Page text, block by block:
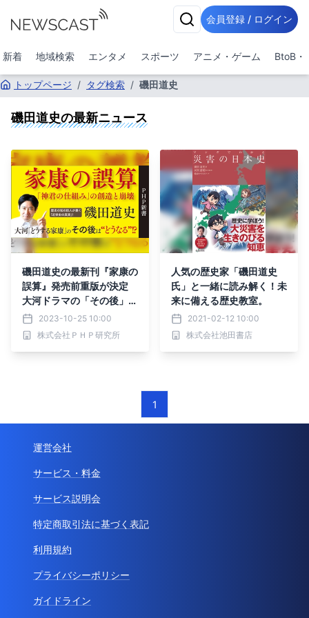
会員登録 / ログイン
新着 地域検索 エンタメ スポーツ アニメ・ゲーム BtoB・
トップページ / タグ検索 / 磯田道史
磯田道史の最新ニュース
磯田道史の最新刊『家康の
誤算』発売前重版が決定
大河ドラマの「その後」を
歴史の知の巨人が徹底検証
2023-10-25 10:00
株式会社ＰＨＰ研究所
人気の歴史家「磯田道史
氏」と一緒に読み解く！未
来に備える歴史教室。
2021-02-12 10:00
株式会社池田書店
1
運営会社
サービス・料金
サービス説明会
特定商取引法に基づく表記
利用規約
プライバシーポリシー
ガイドライン